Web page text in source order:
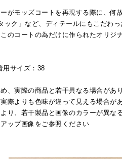
がモッズコートを再現する際に、何
ック」など、ディテールにもこだわっ
のコートの為だけに作られたオリジ
サイズ：38
、実際の商品と若干異なる場合があ
際よりも色味が違って見える場合が
り、若干製品と画像のカラーが異な
ップ画像をご参照ください